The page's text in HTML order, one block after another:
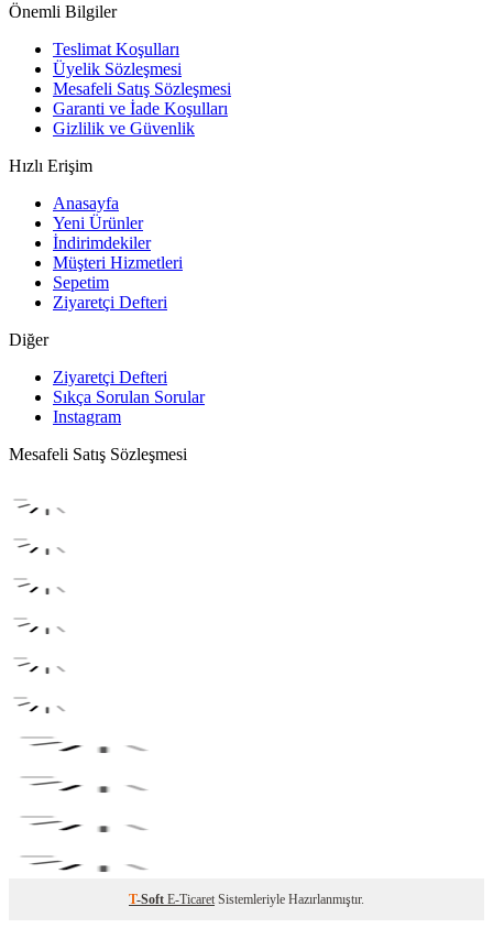
Önemli Bilgiler
Teslimat Koşulları
Üyelik Sözleşmesi
Mesafeli Satış Sözleşmesi
Garanti ve İade Koşulları
Gizlilik ve Güvenlik
Hızlı Erişim
Anasayfa
Yeni Ürünler
İndirimdekiler
Müşteri Hizmetleri
Sepetim
Ziyaretçi Defteri
Diğer
Ziyaretçi Defteri
Sıkça Sorulan Sorular
Instagram
Mesafeli Satış Sözleşmesi
T-Soft E-Ticaret Sistemleriyle Hazırlanmıştır.